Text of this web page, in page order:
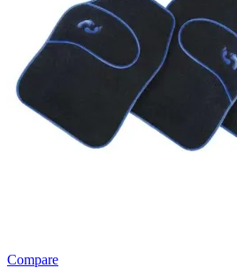
Compare